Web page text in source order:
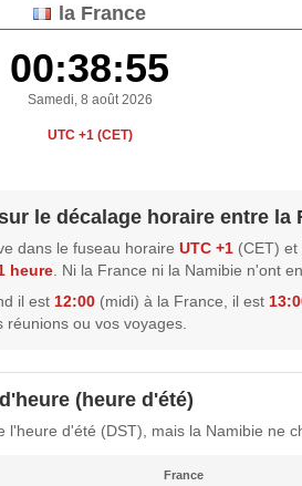
la France
00:38:55
Samedi, 8 août 2026
UTC +1 (CET)
le décalage horaire entre la
dans le fuseau horaire UTC +1 (CET)
heure . Ni la France ni la Namibie n'ont
il est 12:00 (midi) à la France, il est
réunions ou vos voyages.
(heure d'été)
l'heure d'été (DST), mais la Namibie ne
France